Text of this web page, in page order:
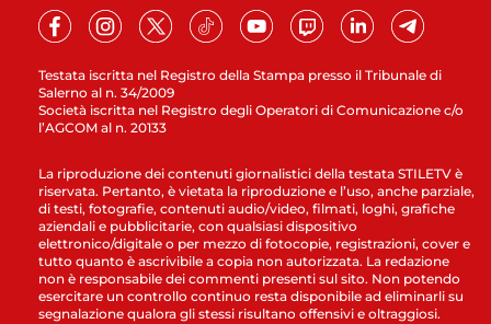
Testata iscritta nel Registro della Stampa presso il Tribunale di
Salerno al n. 34/2009
Società iscritta nel Registro degli Operatori di Comunicazione c/o
l’AGCOM al n. 20133
La riproduzione dei contenuti giornalistici della testata STILETV è
riservata. Pertanto, è vietata la riproduzione e l’uso, anche parziale,
di testi, fotografie, contenuti audio/video, filmati, loghi, grafiche
aziendali e pubblicitarie, con qualsiasi dispositivo
elettronico/digitale o per mezzo di fotocopie, registrazioni, cover e
tutto quanto è ascrivibile a copia non autorizzata. La redazione
non è responsabile dei commenti presenti sul sito. Non potendo
esercitare un controllo continuo resta disponibile ad eliminarli su
segnalazione qualora gli stessi risultano offensivi e oltraggiosi.